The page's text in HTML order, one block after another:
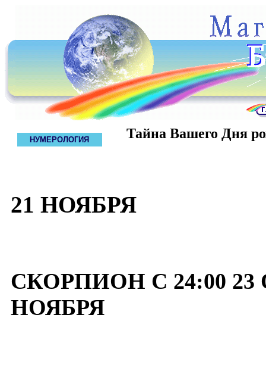
НУМЕРОЛОГИЯ Тайна Вашего Дня
21 НОЯБРЯ
СКОРПИОН С 24:00 23
НОЯБРЯ